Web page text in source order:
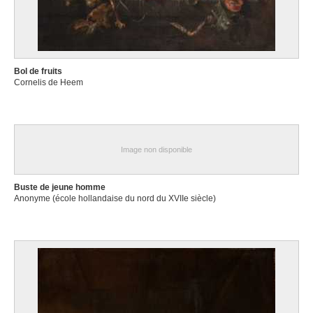
Bol de fruits
Cornelis de Heem
Image non disponible
Buste de jeune homme
Anonyme (école hollandaise du nord du XVIIe siècle)